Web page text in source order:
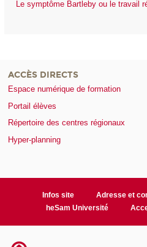
Le symptôme Bartleby ou le travail
ACCÈS DIRECTS
Espace numérique de formation
Portail élèves
Répertoire des centres régionaux
Hyper-planning
Infos site Adresse et
heSam Université